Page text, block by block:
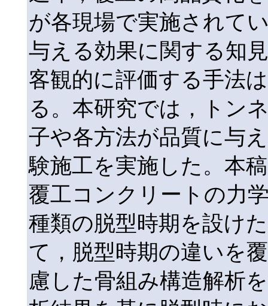
が各現場で実施されて
与える効果に関する知
客観的に評価する手法
る。本研究では，トン
子や各方法が品質に与
験施工を実施した。本
覆工コンクリートの力
種類の脱型時期を設け
て，脱型時期の違いを
慮した骨組み構造解析